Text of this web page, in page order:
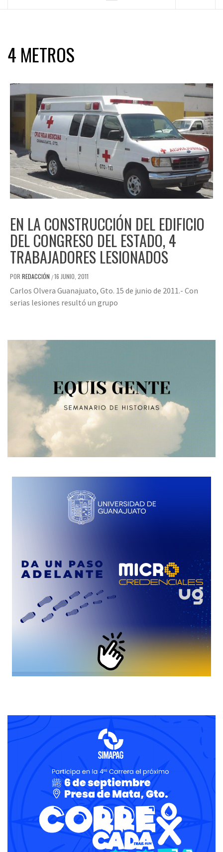
4 METROS
EN LA CONSTRUCCIÓN DEL EDIFICIO
DEL CONGRESO DEL ESTADO, 4
TRABAJADORES LESIONADOS
POR REDACCIÓN /16 JUNIO, 2011
Carlos Olvera Guanajuato, Gto. 15 de junio de 2011.- Con
serias lesiones resultó un grupo